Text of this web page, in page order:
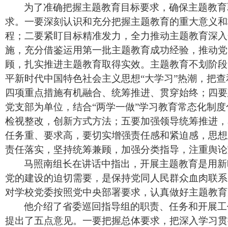
为了准确把握主题教育目标要求，确保主题教
求。一要深刻认识和充分把握主题教育的重大意义
程；二要紧盯目标精准发力，全力推动主题教育深
施，充分借鉴运用第一批主题教育成功经验，推动
顾，扎实推进主题教育取得实效。主题教育不划阶
平新时代中国特色社会主义思想“大学习”热潮，把
四项重点措施有机融合、统筹推进、贯穿始终；四
党支部为单位，结合“两学一做”学习教育常态化制
检视整改，创新方式方法；五要加强领导统筹推进
任务重、要求高，要切实增强责任感和紧迫感，思
责任落实，坚持统筹兼顾，加强分类指导，注重舆
马照南组长在讲话中指出，开展主题教育是用
党的建设的迫切需要，是保持党同人民群众血肉联
对学校党委按照党中央部署要求，认真做好主题教
他介绍了省委巡回指导组的职责、任务和开展
提出了五点意见。一要把握总体要求，把深入学习